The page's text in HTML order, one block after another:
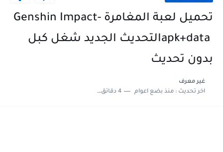
تحميل لعبة المغامرة ‏Genshin Impact-
apk+data ‎التحديث الجديد شغل كبل
بدون تحديث ‏
غير معرف
اخر تحديث :منذ بضع اعوام 4 دقائق للقراءة